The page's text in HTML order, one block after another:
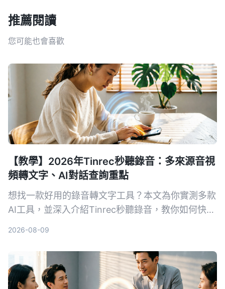
推薦閱讀
您可能也會喜歡
【教學】2026年Tinrec秒聽錄音：多來源音視
頻轉文字、AI對話查詢重點
想找一款好用的錄音轉文字工具？本文為你實測多款
AI工具，並深入介紹Tinrec秒聽錄音，教你如何快速
2026-08-09